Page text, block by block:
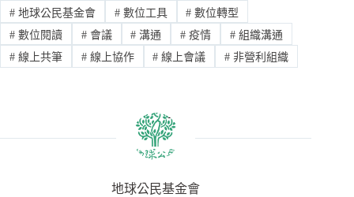
#地球公民基金會 #數位工具 # 數位轉型
#數位閱讀 #會議 # 溝通 # 疫情 # 組織溝通
#線上共筆 #線上協作 # 線上會議 # 非營利組織
地球公民基金會